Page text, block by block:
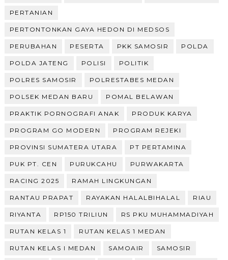
PERTANIAN
PERTONTONKAN GAYA HEDON DI MEDSOS
PERUBAHAN PESERTA PKK SAMOSIR POLDA
POLDA JATENG POLISI POLITIK
POLRES SAMOSIR POLRESTABES MEDAN
POLSEK MEDAN BARU POMAL BELAWAN
PRAKTIK PORNOGRAFI ANAK PRODUK KARYA
PROGRAM GO MODERN PROGRAM REJEKI
PROVINSI SUMATERA UTARA PT PERTAMINA
PUK PT. CEN PURUKCAHU PURWAKARTA
RACING 2025 RAMAH LINGKUNGAN
RANTAU PRAPAT RAYAKAN HALALBIHALAL RIAU
RIYANTA RP150 TRILIUN RS PKU MUHAMMADIYAH
RUTAN KELAS 1 RUTAN KELAS 1 MEDAN
RUTAN KELAS I MEDAN SAMOAIR SAMOSIR